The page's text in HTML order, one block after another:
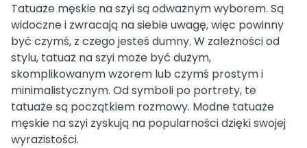
Tatuaże męskie na szyi są odważnym wyborem. Są
widoczne i zwracają na siebie uwagę, więc powinny
być czymś, z czego jesteś dumny. W zależności od
stylu, tatuaż na szyi może być dużym,
skomplikowanym wzorem lub czymś prostym i
minimalistycznym. Od symboli po portrety, te
tatuaże są początkiem rozmowy. Modne tatuaże
męskie na szyi zyskują na popularności dzięki swojej
wyrazistości.